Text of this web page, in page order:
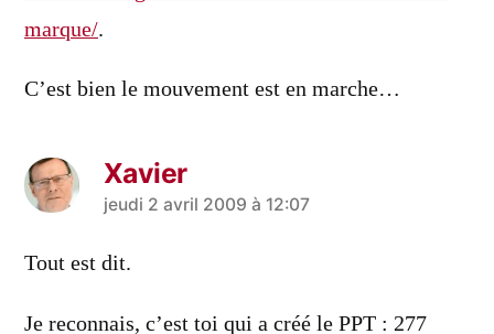
marque/.
C’est bien le mouvement est en marche…
Xavier
a
dit :
jeudi 2 avril 2009 à 12:07
Tout est dit.
Je reconnais, c’est toi qui a créé le PPT : 277